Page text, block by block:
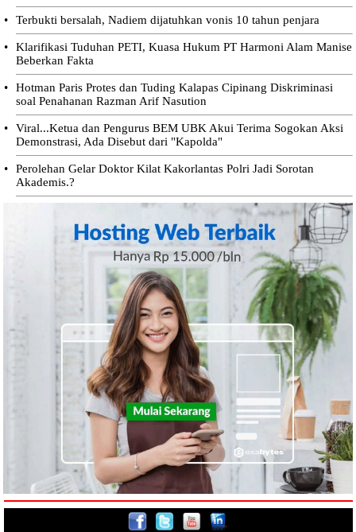
• Terbukti bersalah, Nadiem dijatuhkan vonis 10 tahun penjara
•
Klarifikasi Tuduhan PETI, Kuasa Hukum PT Harmoni Alam Manise
Beberkan Fakta
•
Hotman Paris Protes dan Tuding Kalapas Cipinang Diskriminasi
soal Penahanan Razman Arif Nasution
•
Viral...Ketua dan Pengurus BEM UBK Akui Terima Sogokan Aksi
Demonstrasi, Ada Disebut dari "Kapolda"
•
Perolehan Gelar Doktor Kilat Kakorlantas Polri Jadi Sorotan
Akademis.?